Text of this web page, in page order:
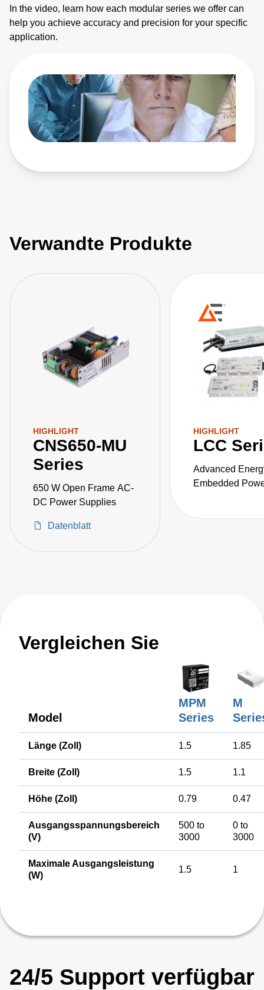
In the video, learn how each modular series we offer can
help you achieve accuracy and precision for your specific
application.
Verwandte Produkte
HIGHLIGHT
CNS650-MU
Series
650 W Open Frame AC-
DC Power Supplies
Datenblatt
HIGHLIGHT
LCC
Advanced
Embedded
Vergleichen Sie
Model
MPM
Series
M
Länge (Zoll) 1.5 1.85
Breite (Zoll) 1.5 1.1
Höhe (Zoll) 0.79 0.47
Ausgangsspannungsbereich
(V)
500 to
3000
0 to
3000
Maximale Ausgangsleistung
(W)
1.5 1
24/5 Support verfügbar